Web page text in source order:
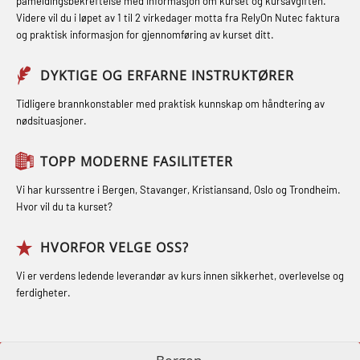
Førstehjelp – repetisjon (OFA102)
Førstehjelp grunnkurs (OFABLE101)
GOC sertifikat grunnleggende
(GMDSS) (MRC101)
GOC sertifikat repetisjon (GMDSS)
(MRC102)
GSK Sikkerhetskurs offshore for
oljearbeidere (OBS1055)
GWO: BST – Offshore (Blended with
(RBSBLE018)
STCW Kombi Oppdatering Offiserer
og Medisinsk Behandling med
Webinar (MBS1341)
STCW Oppdatering for offiserer 24 t
(MBS114)
STCW Medisinsk førstehjelp (MFA1081)
STCW Medisinsk førstehjelp
oppdatering (MBSBLE025)
STCW Oppdatering Medisinsk
Påbygging fra Offshore Norge til
Røykdykking industrivern –
repetisjon (LFI105)
Sikkerhetskurs for ansatte på
oppdrettsanlegg (LBS100)
Ulykkesgransking – Webinar (LSP103)
(LFI100)
Videre vil du i løpet av 1 til 2 virkedager motta fra RelyOn Nutec faktura
og praktisk informasjon for gjennomføring av kurset ditt.
DYKTIGE OG ERFARNE INSTRUKTØRER
Tidligere brannkonstabler med praktisk kunnskap om håndtering av
nødsituasjoner.
TOPP MODERNE FASILITETER
Vi har kurssentre i Bergen, Stavanger, Kristiansand, Oslo og Trondheim.
Hvor vil du ta kurset?
HVORFOR VELGE OSS?
Vi er verdens ledende leverandør av kurs innen sikkerhet, overlevelse og
ferdigheter.